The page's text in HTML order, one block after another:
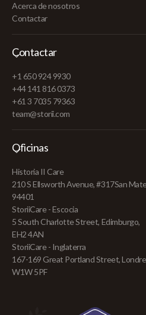
Acerca de nosotros
Contactar
Contactar
+1 650 924 9930
+44 141 816 0373
+61 3 7035 79363
team@storii.com
Oficinas
Historia II Care
210 S Ellsworth Avenue, #317San
94401
StoriiCare - Escocia
5 South Charlotte Street, Edimburgo,
EH2 4AN
StoriiCare - Inglaterra
167-169 Great Portland Street,
W1W 5PF